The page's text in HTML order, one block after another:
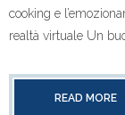
cooking e
realtà virtuale Un
READ MORE